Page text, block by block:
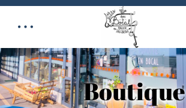
Boutique